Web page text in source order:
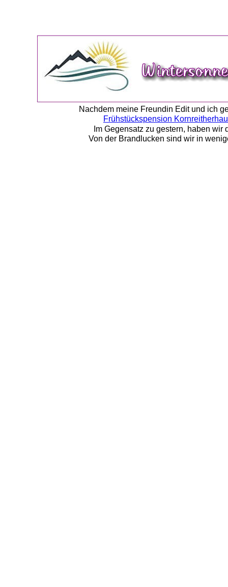
Nachdem meine Freundin Edit und ich
Frühstückspension
Im Gegensatz zu gestern, haben
Von der Brandlucken sind wir in